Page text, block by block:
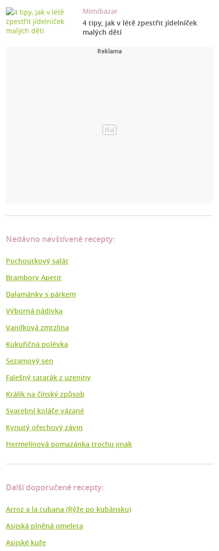
Mimibazar
4 tipy, jak v létě zpestřit jídelníček
malých dětí
Nedávno navštívené recepty:
Pochoutkový salát
Brambory Apetit
Dalamánky s párkem
Výborná nádivka
Vanilková zmrzlina
Kukuřičná polévka
Sezamový sen
Falešný tatarák z uzeniny
Králík na čínský způsob
Svatební koláče vázané
Kynutý ořechový závin
Hermelínová pomazánka trochu jinak
Další doporučené recepty:
Arroz a la cubana (Rýže po kubánsku)
Asijská plněná omeleta
Asijské kuře